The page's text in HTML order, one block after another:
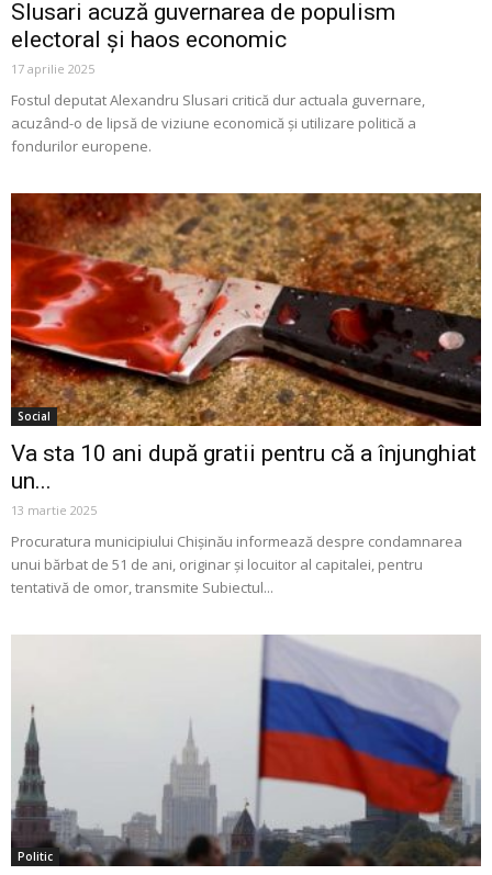
Slusari acuză guvernarea de populism
electoral și haos economic
17 aprilie 2025
Fostul deputat Alexandru Slusari critică dur actuala guvernare,
acuzând-o de lipsă de viziune economică și utilizare politică a
fondurilor europene.
Social
Va sta 10 ani după gratii pentru că a înjunghiat
un...
13 martie 2025
Procuratura municipiului Chișinău informează despre condamnarea
unui bărbat de 51 de ani, originar și locuitor al capitalei, pentru
tentativă de omor, transmite Subiectul...
Politic